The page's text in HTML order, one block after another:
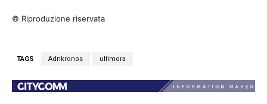
© Riproduzione riservata
TAGS Adnkronos ultimora